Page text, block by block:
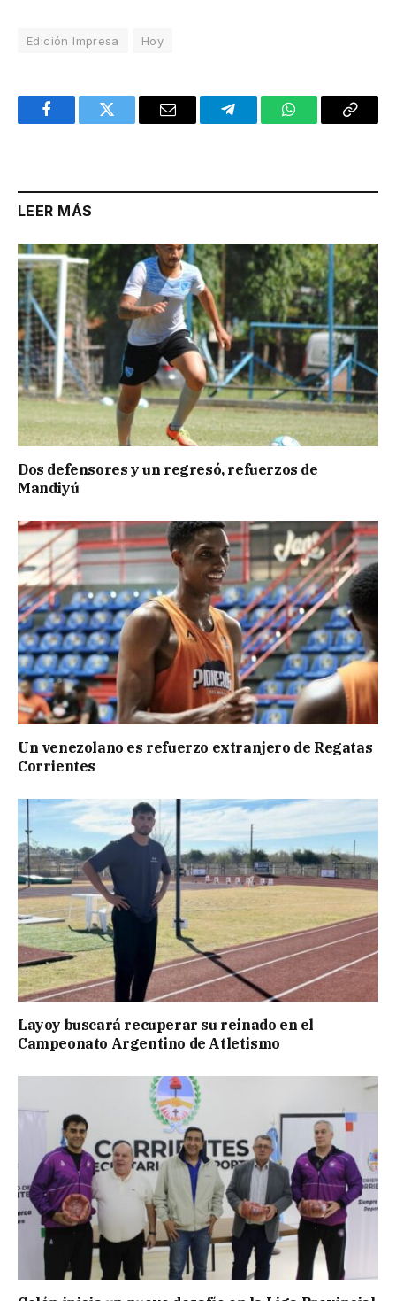
Edición Impresa Hoy
FacebookTwitter Email TelegramWhatsAppCopy
LEER MÁS
Dos defensores y un regresó, refuerzos de
Mandiyú
Un venezolano es refuerzo extranjero de Regatas
Corrientes
Layoy buscará recuperar su reinado en el
Campeonato Argentino de Atletismo